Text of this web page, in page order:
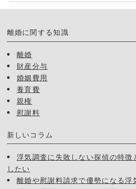
離婚に関する知識
離婚
財産分与
婚姻費用
養育費
親権
慰謝料
新しいコラム
浮気調査に失敗しない探偵の特徴
したい
離婚や慰謝料請求で優勢になる浮